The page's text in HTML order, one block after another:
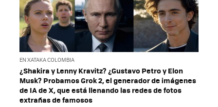
EN XATAKA COLOMBIA
¿Shakira y Lenny Kravitz? ¿Gustavo Petro y Elon
Musk? Probamos Grok 2, el generador de imágenes
de IA de X, que está llenando las redes de fotos
extrañas de famosos